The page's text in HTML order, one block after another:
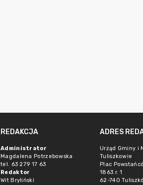
REDAKCJA
Administrator
Magdalena Potrzebowska
tel. 63 279 17 63
Redaktor
Wit Bryliński
ADRES
Urząd Gminy i
Tuliszkowie
Plac
1863 r. 1
62-740